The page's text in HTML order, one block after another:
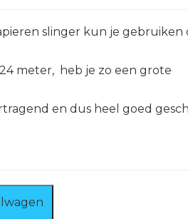
slinger kun je gebruiken
meter, heb je zo een grote
en dus heel goed